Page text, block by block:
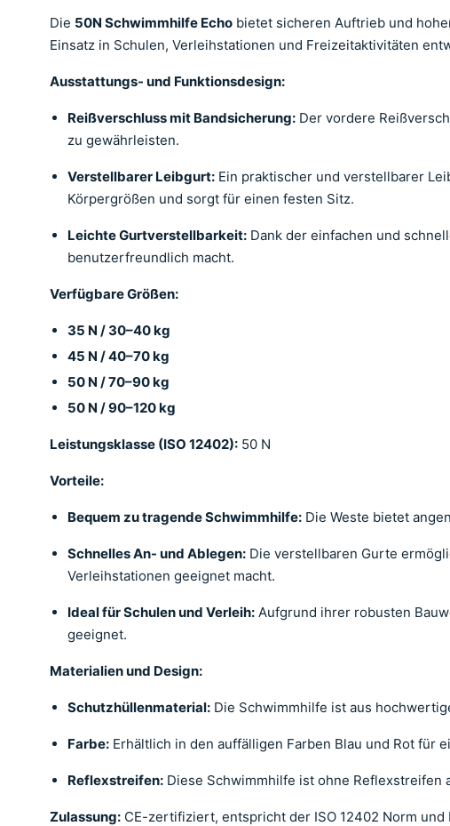
Die 50N Schwimmhilfe Echo bietet sicheren Auftrieb und
Einsatz in Schulen, Verleihstationen und Freizeitaktivitäten
Ausstattungs- und Funktionsdesign:
Reißverschluss mit Bandsicherung: Der vordere
zu gewährleisten.
Verstellbarer Leibgurt: Ein praktischer und verstellbarer
Körpergrößen und sorgt für einen festen Sitz.
Leichte Gurtverstellbarkeit: Dank der einfachen und
benutzerfreundlich macht.
Verfügbare Größen:
35 N / 30–40 kg
45 N / 40–70 kg
50 N / 70–90 kg
50 N / 90–120 kg
Leistungsklasse (ISO 12402): 50 N
Vorteile:
Bequem zu tragende Schwimmhilfe: Die Weste bietet
Schnelles An- und Ablegen: Die verstellbaren Gurte
Verleihstationen geeignet macht.
Ideal für Schulen und Verleih: Aufgrund ihrer robusten
geeignet.
Materialien und Design:
Schutzhüllenmaterial: Die Schwimmhilfe ist aus
Farbe: Erhältlich in den auffälligen Farben Blau und Rot für
Reflexstreifen: Diese Schwimmhilfe ist ohne
Zulassung: CE-zertifiziert, entspricht der ISO 12402 Norm